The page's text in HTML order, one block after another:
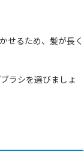
せるため、髪が長く
ラシを選びましょ